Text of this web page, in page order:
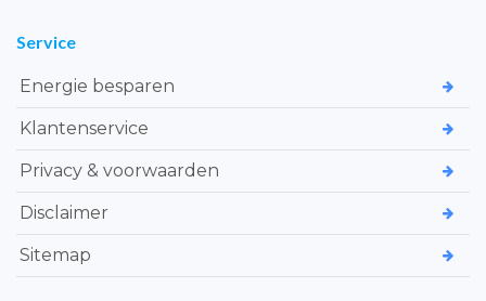
Service
Energie besparen
Klantenservice
Privacy & voorwaarden
Disclaimer
Sitemap